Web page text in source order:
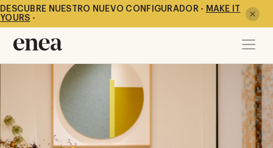
DESCUBRE NUESTRO NUEVO CONFIGURADOR - MAKE IT
YOURS -